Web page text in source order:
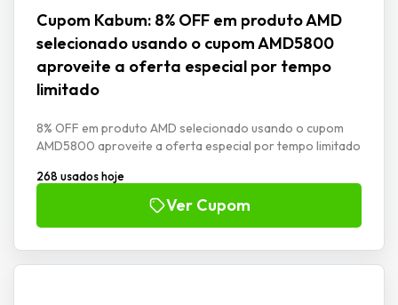
Cupom Kabum: 8% OFF em produto AMD
selecionado usando o cupom AMD5800
aproveite a oferta especial por tempo
limitado
8% OFF em produto AMD selecionado usando o cupom
AMD5800 aproveite a oferta especial por tempo limitado
268 usados hoje
Ver Cupom